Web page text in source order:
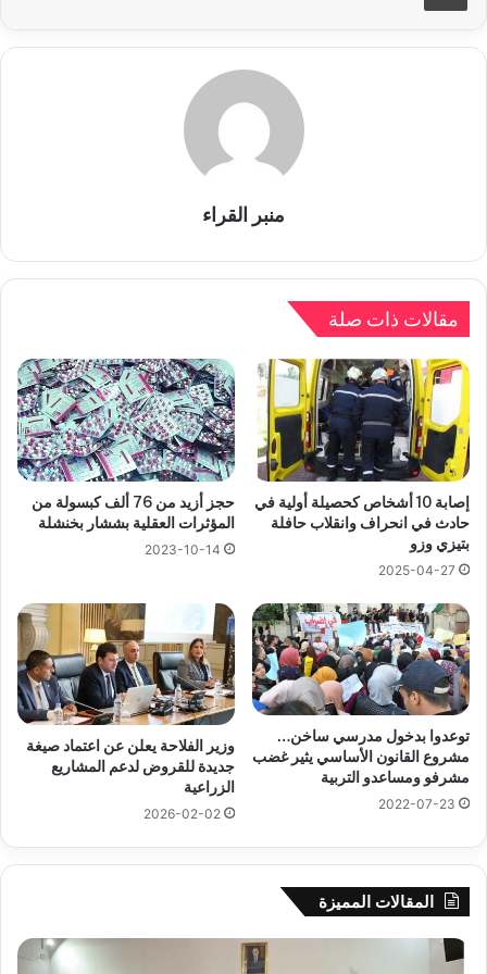
منبر القراء
مقالات ذات صلة
إصابة 10 أشخاص كحصيلة أولية في
حادث في انحراف وانقلاب حافلة
بتيزي وزو
2025-04-27
حجز أزيد من 76 ألف كبسولة من
المؤثرات العقلية بششار بخنشلة
2023-10-14
توعدوا بدخول مدرسي ساخن…
مشروع القانون الأساسي يثير غضب
مشرفو ومساعدو التربية
2022-07-23
وزير الفلاحة يعلن عن اعتماد صيغة
جديدة للقروض لدعم المشاريع
الزراعية
2026-02-02
المقالات المميزة
جيجل: